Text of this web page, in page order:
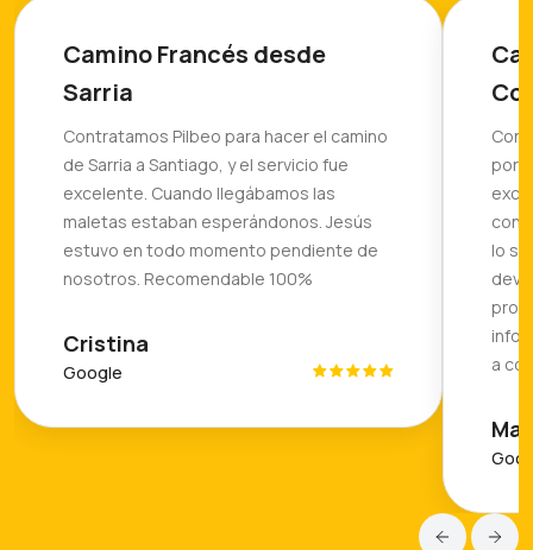
Camino Francés desde
Sarria
Contratamos Pilbeo para hacer el camino
de Sarria a Santiago, y el servicio fue
excelente. Cuando llegábamos las
maletas estaban esperándonos. Jesús
estuvo en todo momento pendiente de
nosotros. Recomendable 100%
Cristina
Google
lo
a